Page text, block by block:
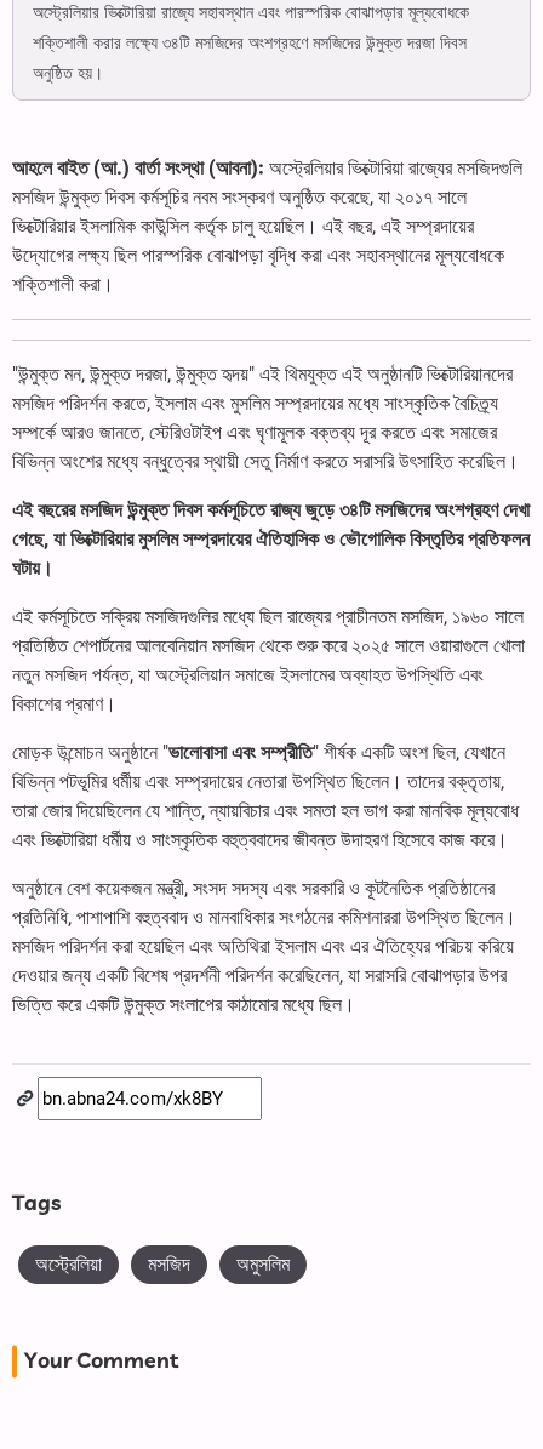
অস্ট্রেলিয়ার ভিক্টোরিয়া রাজ্যে সহাবস্থান এবং পারস্পরিক বোঝাপড়ার মূল্যবোধকে
শক্তিশালী করার লক্ষ্যে ৩৪টি মসজিদের অংশগ্রহণে মসজিদের উন্মুক্ত দরজা দিবস
অনুষ্ঠিত হয়।
আহলে বাইত (আ.) বার্তা সংস্থা (আবনা): অস্ট্রেলিয়ার ভিক্টোরিয়া রাজ্যের মসজিদগুলি
মসজিদ উন্মুক্ত দিবস কর্মসূচির নবম সংস্করণ অনুষ্ঠিত করেছে, যা ২০১৭ সালে
ভিক্টোরিয়ার ইসলামিক কাউন্সিল কর্তৃক চালু হয়েছিল। এই বছর, এই সম্প্রদায়ের
উদ্যোগের লক্ষ্য ছিল পারস্পরিক বোঝাপড়া বৃদ্ধি করা এবং সহাবস্থানের মূল্যবোধকে
শক্তিশালী করা।
"উন্মুক্ত মন, উন্মুক্ত দরজা, উন্মুক্ত হৃদয়" এই থিমযুক্ত এই অনুষ্ঠানটি ভিক্টোরিয়ানদের
মসজিদ পরিদর্শন করতে, ইসলাম এবং মুসলিম সম্প্রদায়ের মধ্যে সাংস্কৃতিক বৈচিত্র্য
সম্পর্কে আরও জানতে, স্টেরিওটাইপ এবং ঘৃণামূলক বক্তব্য দূর করতে এবং সমাজের
বিভিন্ন অংশের মধ্যে বন্ধুত্বের স্থায়ী সেতু নির্মাণ করতে সরাসরি উৎসাহিত করেছিল।
এই বছরের মসজিদ উন্মুক্ত দিবস কর্মসূচিতে রাজ্য জুড়ে ৩৪টি মসজিদের অংশগ্রহণ দেখা
গেছে, যা ভিক্টোরিয়ার মুসলিম সম্প্রদায়ের ঐতিহাসিক ও ভৌগোলিক বিস্তৃতির প্রতিফলন
ঘটায়।
এই কর্মসূচিতে সক্রিয় মসজিদগুলির মধ্যে ছিল রাজ্যের প্রাচীনতম মসজিদ, ১৯৬০ সালে
প্রতিষ্ঠিত শেপার্টনের আলবেনিয়ান মসজিদ থেকে শুরু করে ২০২৫ সালে ওয়ারাগুলে খোলা
নতুন মসজিদ পর্যন্ত, যা অস্ট্রেলিয়ান সমাজে ইসলামের অব্যাহত উপস্থিতি এবং
বিকাশের প্রমাণ।
মোড়ক উন্মোচন অনুষ্ঠানে "ভালোবাসা এবং সম্প্রীতি" শীর্ষক একটি অংশ ছিল, যেখানে
বিভিন্ন পটভূমির ধর্মীয় এবং সম্প্রদায়ের নেতারা উপস্থিত ছিলেন। তাদের বক্তৃতায়,
তারা জোর দিয়েছিলেন যে শান্তি, ন্যায়বিচার এবং সমতা হল ভাগ করা মানবিক মূল্যবোধ
এবং ভিক্টোরিয়া ধর্মীয় ও সাংস্কৃতিক বহুত্ববাদের জীবন্ত উদাহরণ হিসেবে কাজ করে।
অনুষ্ঠানে বেশ কয়েকজন মন্ত্রী, সংসদ সদস্য এবং সরকারি ও কূটনৈতিক প্রতিষ্ঠানের
প্রতিনিধি, পাশাপাশি বহুত্ববাদ ও মানবাধিকার সংগঠনের কমিশনাররা উপস্থিত ছিলেন।
মসজিদ পরিদর্শন করা হয়েছিল এবং অতিথিরা ইসলাম এবং এর ঐতিহ্যের পরিচয় করিয়ে
দেওয়ার জন্য একটি বিশেষ প্রদর্শনী পরিদর্শন করেছিলেন, যা সরাসরি বোঝাপড়ার উপর
ভিত্তি করে একটি উন্মুক্ত সংলাপের কাঠামোর মধ্যে ছিল।
Tags
অস্ট্রেলিয়া মসজিদ অমুসলিম
Your Comment